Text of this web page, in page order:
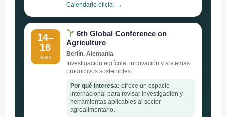
Calendario oficial →
14–
16
AGO
6th Global Conference on
Agriculture
Berlín, Alemania
Investigación agrícola, innovación y sistemas
productivos sostenibles.
Por qué interesa: ofrece un espacio
internacional para revisar investigación y
herramientas aplicables al sector
agroalimentario.